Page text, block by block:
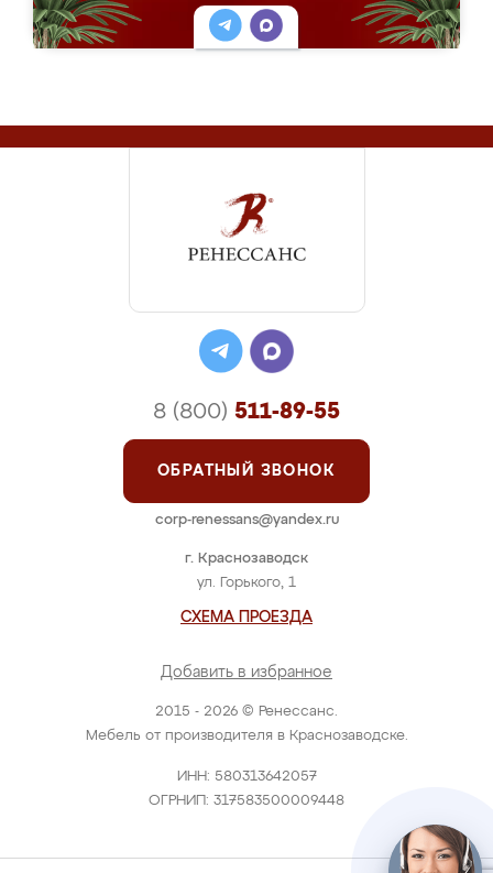
2015 - 2026 © Ренессанс.
Мебель от производителя в Краснозаводске.
ИНН: 580313642057
ОГРНИП: 317583500009448
г. Краснозаводск
ул. Горького, 1
СХЕМА ПРОЕЗДА
Добавить в избранное
8 (800) 511-89-55
ОБРАТНЫЙ ЗВОНОК
corp-renessans@yandex.ru